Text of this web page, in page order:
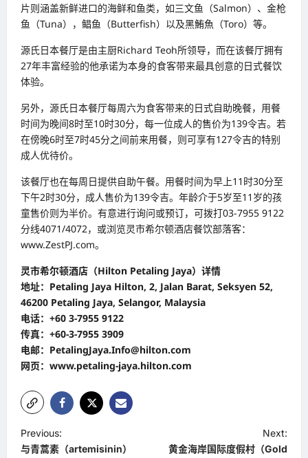
片则涵盖新鲜进口的海鲜和鱼类，如三文鱼（Salmon）、金枪
鱼（Tuna），鲳鱼（Butterfish）以及黑鮪魚（Toro）等。
源氏日本餐厅是由主厨Richard Teoh所领导，而在该餐厅拥有
27年丰富经验的他承诺为本身的食客带来最具创意的日式餐饮
体验。
另外，源氏日本餐厅每周六为食客带来的日式自助晚餐，用餐
时间为晚间8时至10时30分，每一位成人的售价为139令吉。若
在傍晚6时至7时45分之间前来用餐，则可享有127令吉的特别
成人优待价。
该餐厅也在每周日提供自助午餐。用餐时间为早上11时30分至
下午2时30分，成人售价为139令吉。年龄介于5岁至11岁的孩
童售价则为半价。有意进行询问或预订，可拨打03-7955 9122
分线4071/4072，或浏览灵市希尔顿酒店餐饮部落客：
www.ZestPJ.com。
灵市希尔顿酒店（Hilton Petaling Jaya）详情
地址：Petaling Jaya Hilton, 2, Jalan Barat, Seksyen 52,
46200 Petaling Jaya, Selangor, Malaysia
电话：+60 3-7955 9122
传真：+60-3-7955 3909
电邮：PetalingJaya.Info@hilton.com
网页：www.petaling-jaya.hilton.com
P
Previous:
与青蒿素（artemisinin）
Next:
黄金海岸国际度假村（Gold